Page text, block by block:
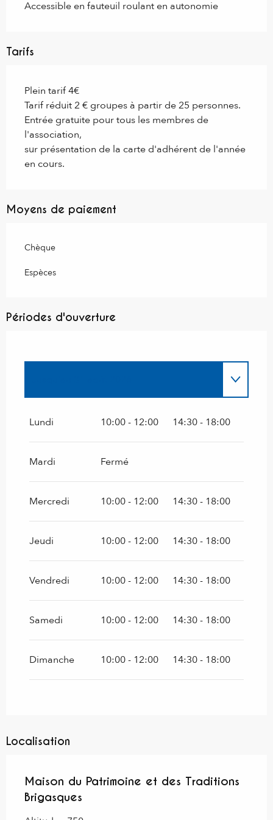
Accessible en fauteuil roulant en autonomie
Tarifs
Plein tarif 4€
Tarif réduit 2 € groupes à partir de 25 personnes.
Entrée gratuite pour tous les membres de
l'association,
sur présentation de la carte d'adhérent de l'année
en cours.
Moyens de paiement
Chèque
Espèces
Périodes d'ouverture
2 mai 2026
Le25 mai 2026
Du1 septembre 2026au15 octobre 2026
Lundi 10:00 - 12:00 14:30 - 18:00
Mardi Fermé
Mercredi 10:00 - 12:00 14:30 - 18:00
Jeudi 10:00 - 12:00 14:30 - 18:00
Vendredi 10:00 - 12:00 14:30 - 18:00
Samedi 10:00 - 12:00 14:30 - 18:00
Dimanche 10:00 - 12:00 14:30 - 18:00
Localisation
Maison du Patrimoine et des Traditions
Brigasques